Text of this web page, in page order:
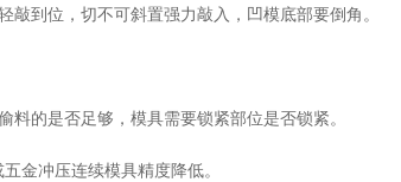
到位，切不可斜置强力敲入，凹模底部要倒角。
的是否足够，模具需要锁紧部位是否锁紧。
金冲压连续模具精度降低。